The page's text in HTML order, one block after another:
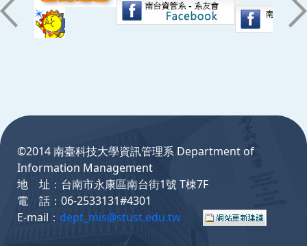
©2014 南臺科技大學資訊管理系 Department of
Information Management
地 址：台南市永康區南台街1號 T棟7F
電 話：06-2533131#4301
E-mail： dept_mis@stust.edu.tw